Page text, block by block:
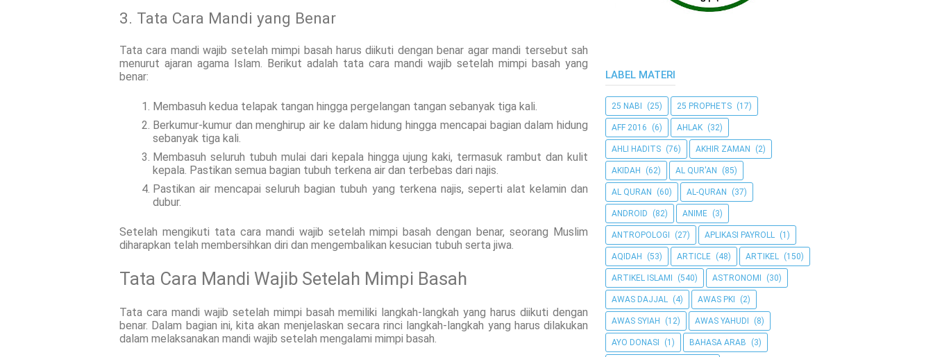
3. Tata Cara Mandi yang Benar
Tata cara mandi wajib setelah mimpi basah harus diikuti dengan benar agar mandi tersebut sah
menurut ajaran agama Islam. Berikut adalah tata cara mandi wajib setelah mimpi basah yang
benar:
Membasuh kedua telapak tangan hingga pergelangan tangan sebanyak tiga kali.
Berkumur-kumur dan menghirup air ke dalam hidung hingga mencapai bagian dalam hidung
sebanyak tiga kali.
Membasuh seluruh tubuh mulai dari kepala hingga ujung kaki, termasuk rambut dan kulit
kepala. Pastikan semua bagian tubuh terkena air dan terbebas dari najis.
Pastikan air mencapai seluruh bagian tubuh yang terkena najis, seperti alat kelamin dan
dubur.
Setelah mengikuti tata cara mandi wajib setelah mimpi basah dengan benar, seorang Muslim
diharapkan telah membersihkan diri dan mengembalikan kesucian tubuh serta jiwa.
Tata Cara Mandi Wajib Setelah Mimpi Basah
Tata cara mandi wajib setelah mimpi basah memiliki langkah-langkah yang harus diikuti dengan
benar. Dalam bagian ini, kita akan menjelaskan secara rinci langkah-langkah yang harus dilakukan
dalam melaksanakan mandi wajib setelah mengalami mimpi basah.
LABEL MATERI
25 NABI (25) 25 PROPHETS (17)
AFF 2016 (6) AHLAK (32)
AHLI HADITS (76) AKHIR ZAMAN (2)
AKIDAH (62) AL QUR'AN (85)
AL QURAN (60) AL-QURAN (37)
ANDROID (82) ANIME (3)
ANTROPOLOGI (27) APLIKASI PAYROLL (1)
AQIDAH (53) ARTICLE (48) ARTIKEL (150)
ARTIKEL ISLAMI (540) ASTRONOMI (30)
AWAS DAJJAL (4) AWAS PKI (2)
AWAS SYIAH (12) AWAS YAHUDI (8)
AYO DONASI (1) BAHASA ARAB (3)